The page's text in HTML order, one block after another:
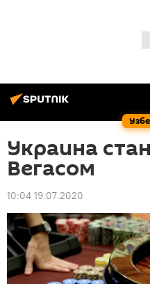
Украина
Вегасом
10:04 19.07.2020